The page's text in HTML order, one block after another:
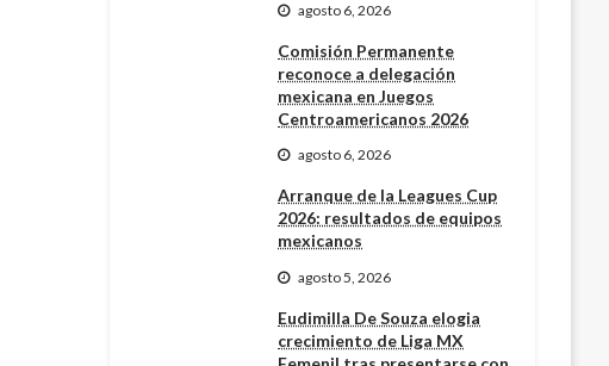
agosto 6, 2026
Comisión Permanente
reconoce a delegación
mexicana en Juegos
Centroamericanos 2026
agosto 6, 2026
Arranque de la Leagues Cup
2026: resultados de equipos
mexicanos
agosto 5, 2026
Eudimilla De Souza elogia
crecimiento de Liga MX